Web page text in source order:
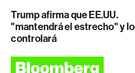
Trump afirma que EE.UU.
"mantendrá el estrecho" y lo
controlará